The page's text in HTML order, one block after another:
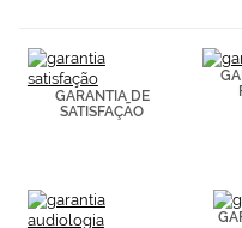
visitadas).
Puedes
consultar más
información en
GARANTIA DE
SATISFAÇÃO